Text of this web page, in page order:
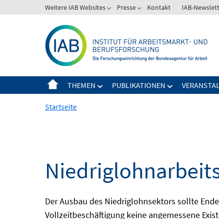
zum
Weitere IAB Websites Presse Kontakt IAB-
THEMEN PUBLIKATIONEN
Startseite
Der Ausbau des Niedriglohnsektors sollte
Vollzeitbeschäftigung keine angemessene